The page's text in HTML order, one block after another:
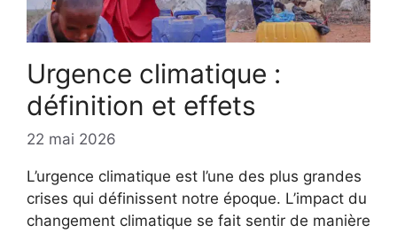
Urgence climatique :
définition et effets
22 mai 2026
L’urgence climatique est l’une des plus grandes
crises qui définissent notre époque. L’impact du
changement climatique se fait sentir de manière